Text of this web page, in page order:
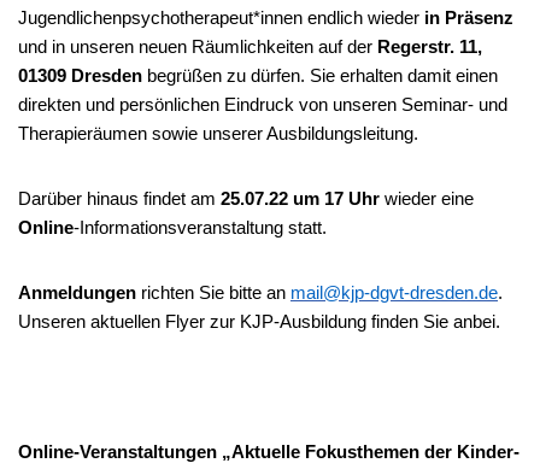
Jugendlichenpsychotherapeut*innen endlich wieder in Präsenz
und in unseren neuen Räumlichkeiten auf der Regerstr. 11,
01309 Dresden begrüßen zu dürfen. Sie erhalten damit einen
direkten und persönlichen Eindruck von unseren Seminar- und
Therapieräumen sowie unserer Ausbildungsleitung.
Darüber hinaus findet am 25.07.22 um 17 Uhr wieder eine
Online-Informationsveranstaltung statt.
Anmeldungen richten Sie bitte an mail@kjp-dgvt-dresden.de.
Unseren aktuellen Flyer zur KJP-Ausbildung finden Sie anbei.
Online-Veranstaltungen „Aktuelle Fokusthemen der Kinder-